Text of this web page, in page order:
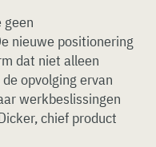
geen
nieuwe positionering
dat niet alleen
opvolging ervan
werkbeslissingen
chief product